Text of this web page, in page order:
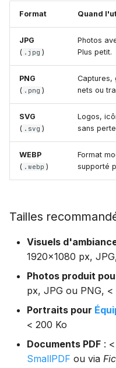
Format Quand
JPG
( .jpg )
Photos
Plus petit.
PNG
( .png )
Captures,
nets ou
SVG
( .svg )
Logos,
sans
WEBP
( .webp )
Format
supporté
Tailles
Visuels
1920×1080 px,
Photos produit
px, JPG ou PNG, <
Portraits pour
< 200 Ko
Documents PDF :
SmallPDF ou via